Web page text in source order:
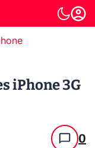
iPhone 3G
0